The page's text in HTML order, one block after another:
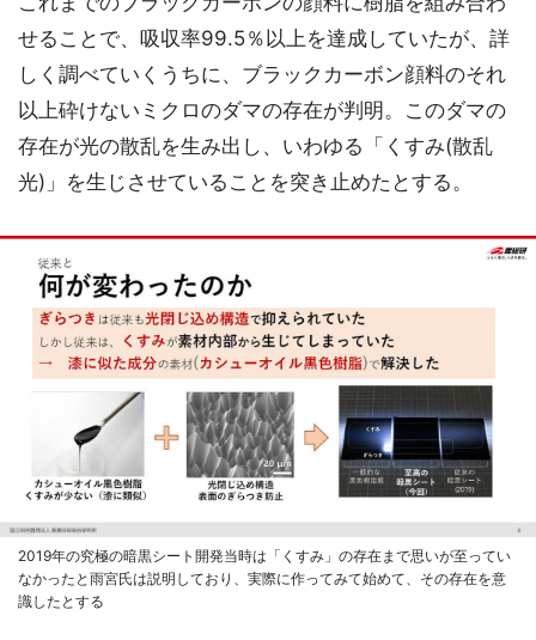
せることで、吸収率99.5％以上を達成していたが、詳
しく調べていくうちに、ブラックカーボン顔料のそれ
以上砕けないミクロのダマの存在が判明。このダマの
存在が光の散乱を生み出し、いわゆる「くすみ(散乱
光)」を生じさせていることを突き止めたとする。
2019年の究極の暗黒シート開発当時は「くすみ」の存在まで思いが至ってい
なかったと雨宮氏は説明しており、実際に作ってみて始めて、その存在を意
識したとする